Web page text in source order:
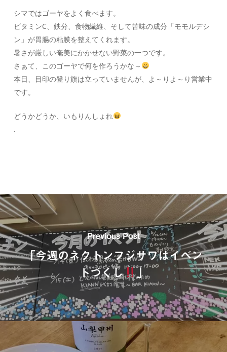
シマではゴーヤをよく食べます。
ビタミンC、鉄分、食物繊維、そして苦味の成分「モモルデシ
ン」が胃腸の粘膜を整えてくれます。
暑さが厳しい奄美にかかせない野菜の一つです。
さぁて、このゴーヤで何を作ろうかな～
本日、目印の登り旗は立っていませんが、よ～りよ～り営業中
です。
どうかどうか、いもりんしょれ
.
Previous Post
「今週のネクトンフジサワはイベン
トづくし
」